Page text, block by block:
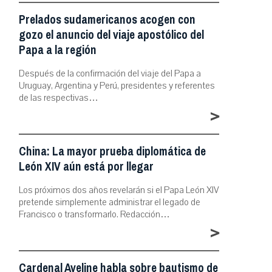
Prelados sudamericanos acogen con
gozo el anuncio del viaje apostólico del
Papa a la región
Después de la confirmación del viaje del Papa a
Uruguay, Argentina y Perú, presidentes y referentes
de las respectivas…
>
China: La mayor prueba diplomática de
León XIV aún está por llegar
Los próximos dos años revelarán si el Papa León XIV
pretende simplemente administrar el legado de
Francisco o transformarlo. Redacción…
>